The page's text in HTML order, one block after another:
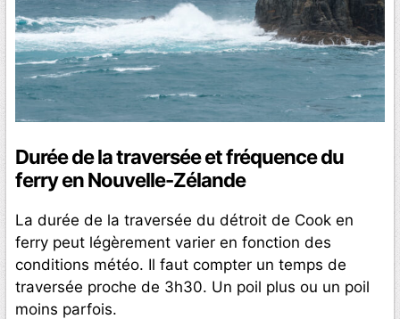
Durée de la traversée et fréquence du
ferry en Nouvelle-Zélande
La durée de la traversée du détroit de Cook en
ferry peut légèrement varier en fonction des
conditions météo. Il faut compter un temps de
traversée proche de 3h30. Un poil plus ou un poil
moins parfois.